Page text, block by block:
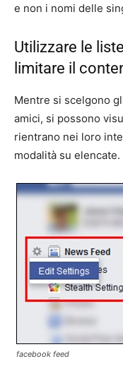
e non i nomi delle
Utilizzare le
limitare il
Mentre si scelgono
amici, si possono
rientrano nei loro
modalità su elencate.
facebook feed